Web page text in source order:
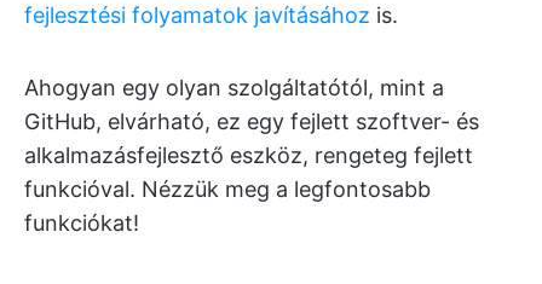
fejlesztési folyamatok javításához is.
Ahogyan egy olyan szolgáltatótól, mint a
GitHub, elvárható, ez egy fejlett szoftver- és
alkalmazásfejlesztő eszköz, rengeteg fejlett
funkcióval. Nézzük meg a legfontosabb
funkciókat!